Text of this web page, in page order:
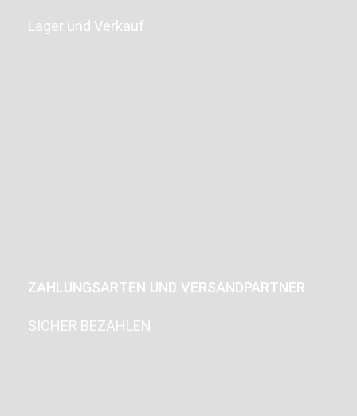
Lager und Verkauf
ZAHLUNGSARTEN UND VERSANDPARTNER
SICHER BEZAHLEN